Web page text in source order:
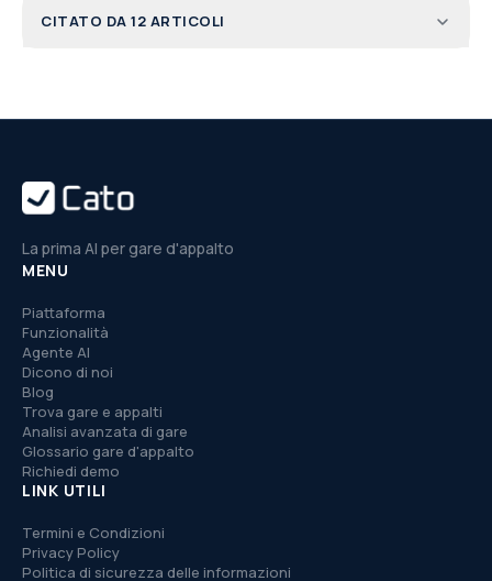
CITATO DA 12 ARTICOLI
La prima AI per gare d'appalto
MENU
Piattaforma
Funzionalità
Agente AI
Dicono di noi
Blog
Trova gare e appalti
Analisi avanzata di gare
Glossario gare d'appalto
Richiedi demo
LINK UTILI
Termini e Condizioni
Privacy Policy
Politica di sicurezza delle informazioni